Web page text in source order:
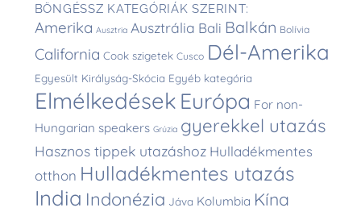
BÖNGÉSSZ KATEGÓRIÁK SZERINT:
Amerika Ausztria Ausztrália Bali Balkán Bolívia
California Cook szigetek Cusco Dél-Amerika
Egyesült Királyság-Skócia Egyéb kategória
Elmélkedések Európa For non-
Hungarian speakers Grúzia gyerekkel utazás
Hasznos tippek utazáshoz Hulladékmentes
otthon Hulladékmentes utazás
India Indonézia Jáva Kolumbia Kína